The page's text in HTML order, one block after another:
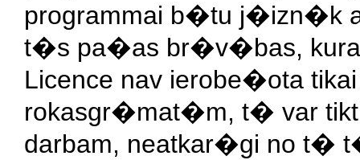
programmai b�tu j�izn�k
t�s pa�as br�v�bas,
Licence nav ierobe�ota
rokasgr�mat�m, t� var tikt
darbam, neatkar�gi no t�